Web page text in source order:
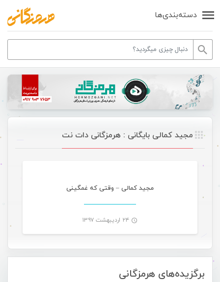
دسته‌بندی‌ها
برگزیده‌های هرمزگانی
مجید کمالی بایگانی : هرمزگانی دات نت
مجید کمالی – وقتی که غمگینی
۲۴ اردیبهشت ۱۳۹۷